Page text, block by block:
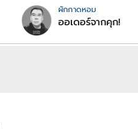
ผักกาดหอม
ออเดอร์จากคุก!